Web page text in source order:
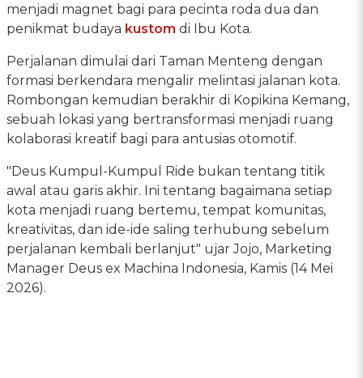
menjadi magnet bagi para pecinta roda dua dan
penikmat budaya kustom di Ibu Kota.
Perjalanan dimulai dari Taman Menteng dengan
formasi berkendara mengalir melintasi jalanan kota.
Rombongan kemudian berakhir di Kopikina Kemang,
sebuah lokasi yang bertransformasi menjadi ruang
kolaborasi kreatif bagi para antusias otomotif.
"Deus Kumpul-Kumpul Ride bukan tentang titik
awal atau garis akhir. Ini tentang bagaimana setiap
kota menjadi ruang bertemu, tempat komunitas,
kreativitas, dan ide-ide saling terhubung sebelum
perjalanan kembali berlanjut" ujar Jojo, Marketing
Manager Deus ex Machina Indonesia, Kamis (14 Mei
2026).